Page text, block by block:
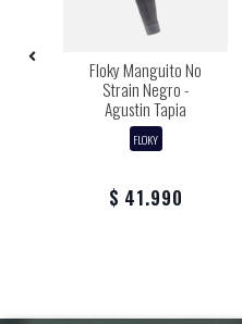
Floky Manguito No
Strain Negro -
Agustin Tapia
FLOKY
$ 41.990